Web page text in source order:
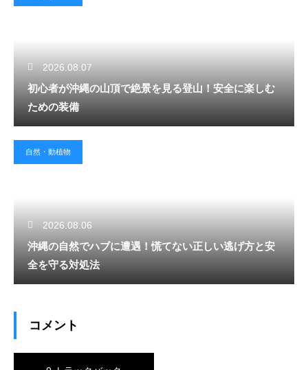
2026.08.07
初心者が沖縄の山頂で絶景を見る登山！安全に楽しむ
ための装備
自然・動植物
2026.08.06
沖縄の自然でハブに遭遇！慌てない正しい逃げ方と安
全を守る対処法
コメント